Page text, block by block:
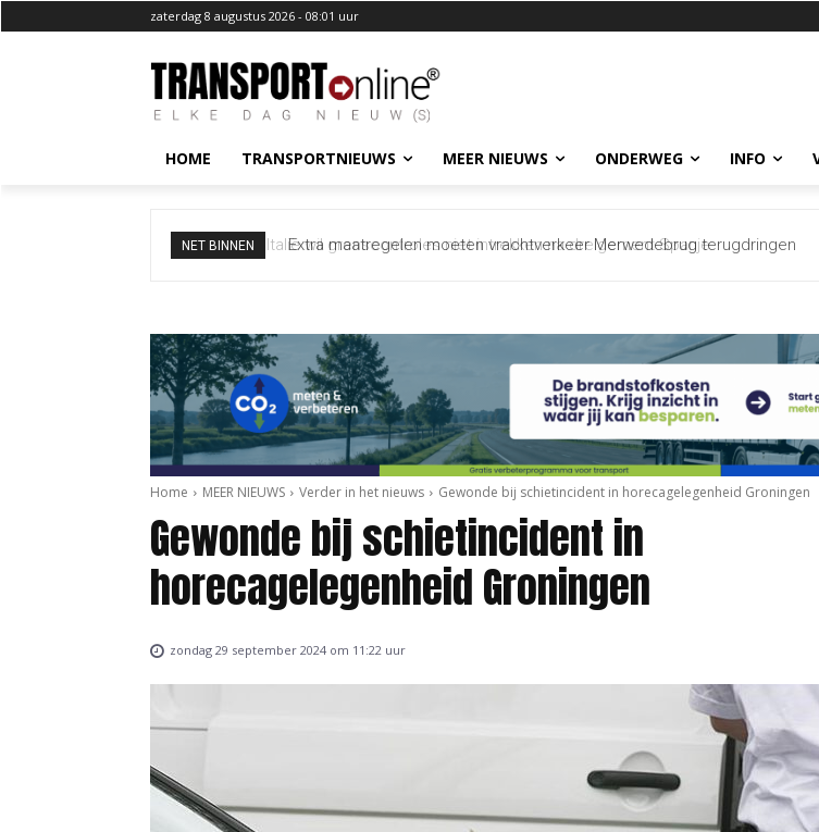
zaterdag 8 augustus 2026 - 08:01 uur
HOME TRANSPORTNIEUWS MEER NIEUWS ONDERWEG INFO
NET BINNEN Extra maatregelen moeten vrachtverkeer Merwedebrug terugdringen
Home MEER NIEUWS Verder in het nieuws Gewonde bij schietincident in horecagelegenheid Groningen
Gewonde bij schietincident in
horecagelegenheid Groningen
zondag 29 september 2024 om 11:22 uur